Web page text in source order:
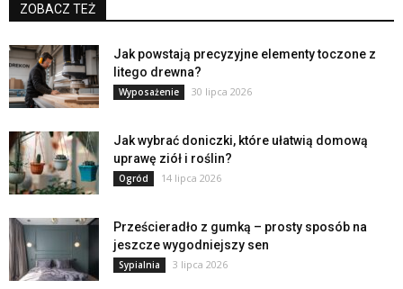
ZOBACZ TEŻ
Jak powstają precyzyjne elementy toczone z
litego drewna?
Wyposażenie 30 lipca 2026
Jak wybrać doniczki, które ułatwią domową
uprawę ziół i roślin?
Ogród 14 lipca 2026
Prześcieradło z gumką – prosty sposób na
jeszcze wygodniejszy sen
Sypialnia 3 lipca 2026